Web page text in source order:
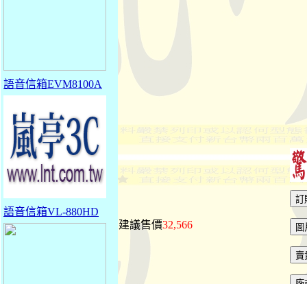
語音信箱EVM8100A
語音信箱VL-880HD
建議售價32,566